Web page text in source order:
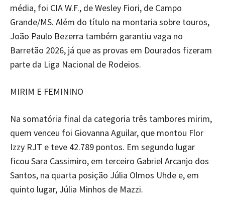
média, foi CIA W.F., de Wesley Fiori, de Campo
Grande/MS. Além do título na montaria sobre touros,
João Paulo Bezerra também garantiu vaga no
Barretão 2026, já que as provas em Dourados fizeram
parte da Liga Nacional de Rodeios.
MIRIM E FEMININO
Na somatória final da categoria três tambores mirim,
quem venceu foi Giovanna Aguilar, que montou Flor
Izzy RJT e teve 42.789 pontos. Em segundo lugar
ficou Sara Cassimiro, em terceiro Gabriel Arcanjo dos
Santos, na quarta posição Júlia Olmos Uhde e, em
quinto lugar, Júlia Minhos de Mazzi.